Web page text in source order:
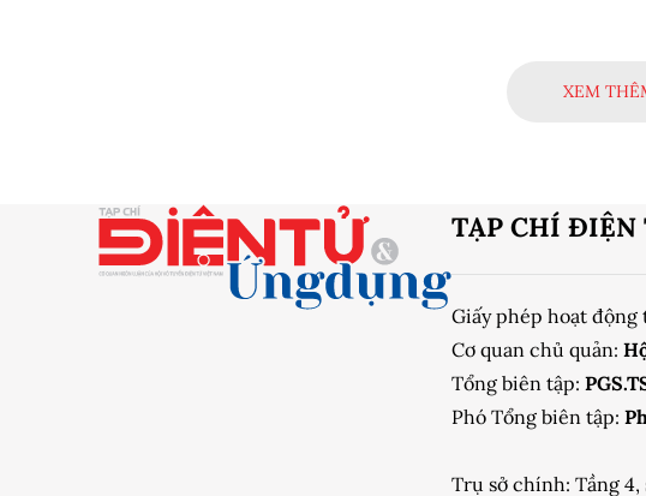
XEM
TẠP CHÍ ĐIỆN
Giấy phép hoạt
Cơ quan chủ quản:
Tổng biên tập:
Phó Tổng biên tập:
Trụ sở chính: Tầng 4,